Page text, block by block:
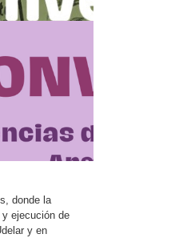
donde la
ejecución de
y en